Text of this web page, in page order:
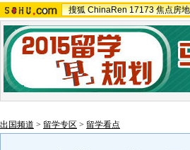
搜狐 ChinaRen 17173 焦点房
出国频道 > 留学专区 > 留学看点